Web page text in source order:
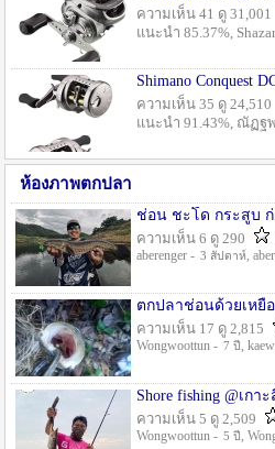
ความเห็น 41 ดู 31,001
แนะนำ 85.37%,
Shimano Conquest
ความเห็น 35 ดู 24,510
แนะนำ 91.43%, ณัฏฐ
ห้องภาพตกปลา
ช่อน ชะโด กระสูบ
ความเห็น 6 ดู 290
aberenger - 3 สัปดาห์,
ตกปลาช่อนด้วยเหยื่
ความเห็น 17 ดู 2,815
Wongwoottun - 7 ปี ,
Shore fishing @เกา
ความเห็น 5 ดู 2,509
Wongwoottun - 5 ปี ,